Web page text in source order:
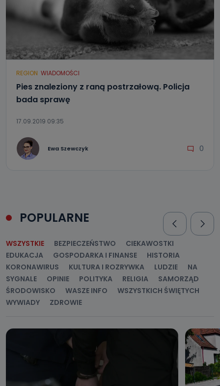
REGION WIADOMOŚCI
Pies znaleziony z raną postrzałową. Policja
bada sprawę
17.09.2019 09:35
Ewa Szewczyk 0
POPULARNE
WSZYSTKIE BEZPIECZEŃSTWO
CIEKAWOSTKI
EDUKACJA
GOSPODARKA I FINANSE
HISTORIA
KORONAWIRUS
KULTURA I ROZRYWKA LUDZIE
NA
SYGNALE
OPINIE POLITYKA RELIGIA
SAMORZĄD
ŚRODOWISKO
WASZE INFO
WSZYSTKICH ŚWIĘTYCH
WYWIADY
ZDROWIE